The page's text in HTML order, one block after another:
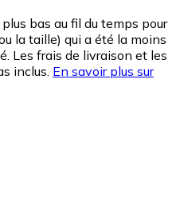
bas au fil du temps pour
la taille) qui a été la moins
Les frais de livraison et les
inclus. En savoir plus sur